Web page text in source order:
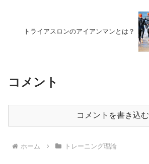
トライアスロンのアイアンマンとは？
コメント
コメントを書き込む
ホーム トレーニング理論